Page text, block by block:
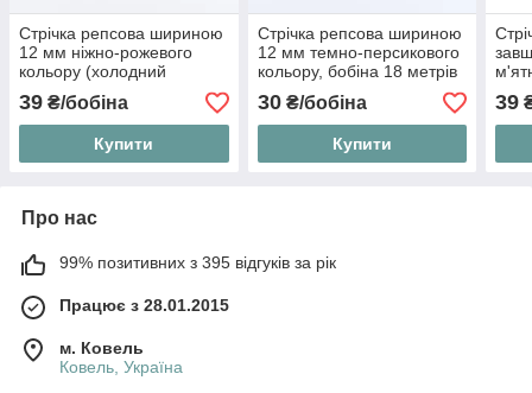
Стрічка репсова шириною
12 мм ніжно-рожевого
кольору (холодний
відтінок), бобіна 23 м
39 ₴/бобіна
Купити
Стрічка репсова шириною
12 мм темно-персикового
кольору, бобіна 18 метрів
30₴/бобіна
Купити
23 м
39
Про нас
99% позитивних з 395 відгуків за рік
Працює з 28.01.2015
м. Ковель
Ковель, Україна